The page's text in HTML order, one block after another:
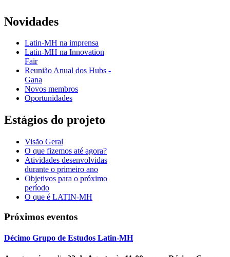
Novidades
Latin-MH na imprensa
Latin-MH na Innovation
Fair
Reunião Anual dos Hubs -
Gana
Novos membros
Oportunidades
Estágios do projeto
Visão Geral
O que fizemos até agora?
Atividades desenvolvidas
durante o primeiro ano
Objetivos para o próximo
período
O que é LATIN-MH
Próximos eventos
Décimo Grupo de Estudos Latin-MH